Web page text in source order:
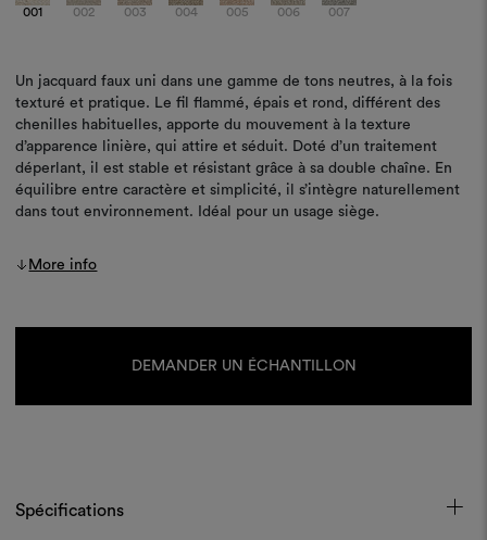
001 002 003 004 005 006 007
Un jacquard faux uni dans une gamme de tons neutres, à la fois
texturé et pratique. Le fil flammé, épais et rond, différent des
chenilles habituelles, apporte du mouvement à la texture
d’apparence linière, qui attire et séduit. Doté d’un traitement
déperlant, il est stable et résistant grâce à sa double chaîne. En
équilibre entre caractère et simplicité, il s’intègre naturellement
dans tout environnement. Idéal pour un usage siège.
More info
DEMANDER UN ÉCHANTILLON
Spécifications